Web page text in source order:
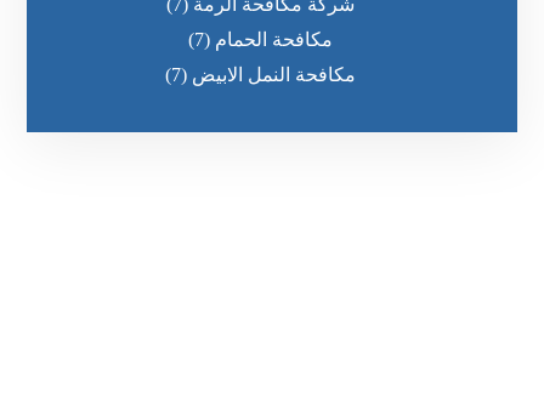
شركة مكافحة الرمة (7)
مكافحة الحمام (7)
مكافحة النمل الابيض (7)